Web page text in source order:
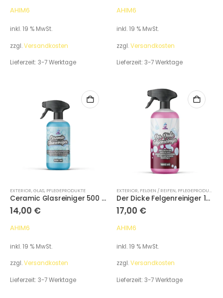
AHIM6
inkl. 19 % MwSt.
zzgl.Versandkosten
Lieferzeit: 3-7 Werktage
AHIM6
inkl. 19 % MwSt.
zzgl.Versandkosten
Lieferzeit: 3-7 Werktage
EXTERIOR,GLAS, PFLEGEPRODUKTE
Ceramic Glasreiniger 500 ml
14,00 €
AHIM6
inkl. 19 % MwSt.
zzgl.Versandkosten
Lieferzeit: 3-7 Werktage
EXTERIOR, FELGEN / REIFEN, PFLEGEPRODUKTE
Der Dicke Felgenreiniger 1000 ml
17,00 €
AHIM6
inkl. 19 % MwSt.
zzgl.Versandkosten
Lieferzeit: 3-7 Werktage